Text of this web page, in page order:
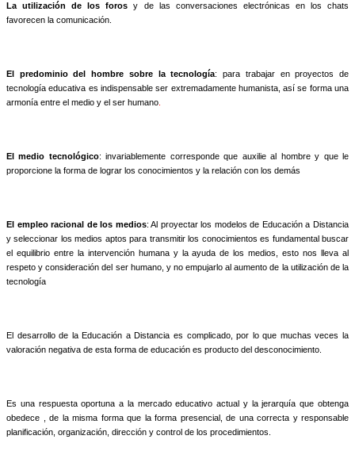
La utilización de los forosy de las conversaciones electrónicas en los chats
favorecen la comunicación.
El predominio del hombre sobre la tecnología: para trabajar en proyectos de
tecnología educativa es indispensable ser extremadamente humanista, así se forma una
armonía entre el medio y el ser humano
El medio tecnológico: invariablemente corresponde que auxilie al hombre y que le
proporcione la forma de lograr los conocimientos y la relación con los demás
El empleo racional de los medios: Al proyectar los modelos de Educación a Distancia
y seleccionar los medios aptos para transmitir los conocimientos es fundamental buscar
el equilibrio entre la intervención humana y la ayuda de los medios, esto nos lleva al
respeto y consideración del ser humano, y no empujarlo al aumento de la utilización de la
tecnología
El desarrollo de la Educación a Distancia es complicado, por lo que muchas veces la
valoración negativa de esta forma de educación es producto del desconocimiento.
Es una respuesta oportuna a la mercado educativo actual y la jerarquía que obtenga
obedece , de la misma forma que la forma presencial, de una correcta y responsable
planificación, organización, dirección y control de los procedimientos.